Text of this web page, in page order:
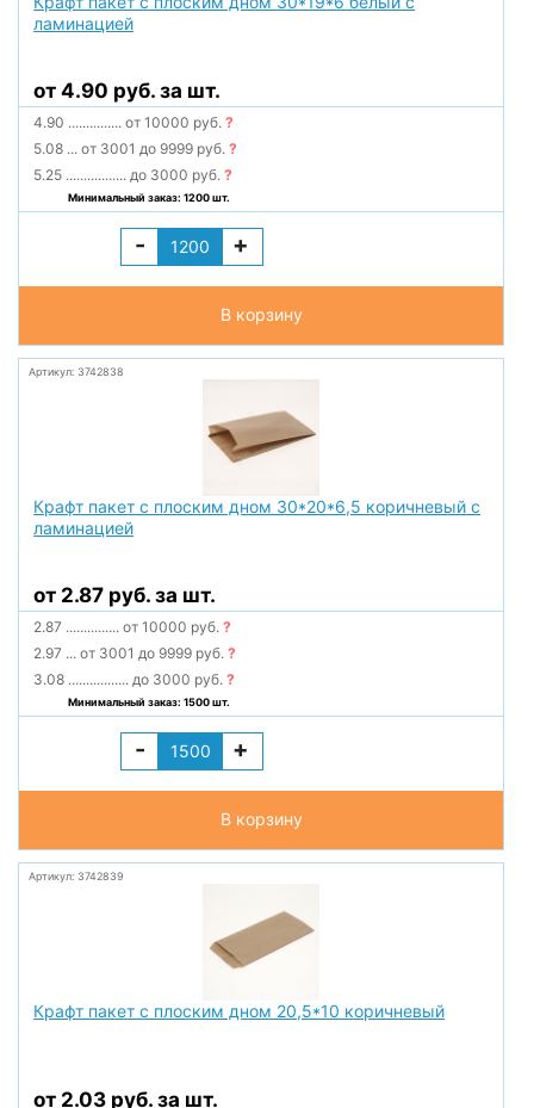
ламинацией
от 4.90 руб. за шт.
4.90 ............... от 10000 руб.?
5.08 ... от 3001 до 9999 руб.?
5.25 ................. до 3000 руб.?
Минимальный заказ: 1200 шт.
- +
В корзину
Артикул: 3742838
Крафт пакет с плоским дном 30*20*6,5 коричневый с
ламинацией
от 2.87 руб. за шт.
2.87 ............... от 10000 руб.?
2.97 ... от 3001 до 9999 руб.?
3.08 ................. до 3000 руб.?
Минимальный заказ: 1500 шт.
- +
В корзину
Артикул: 3742839
Крафт пакет с плоским дном 20,5*10 коричневый
от 2.03 руб. за шт.